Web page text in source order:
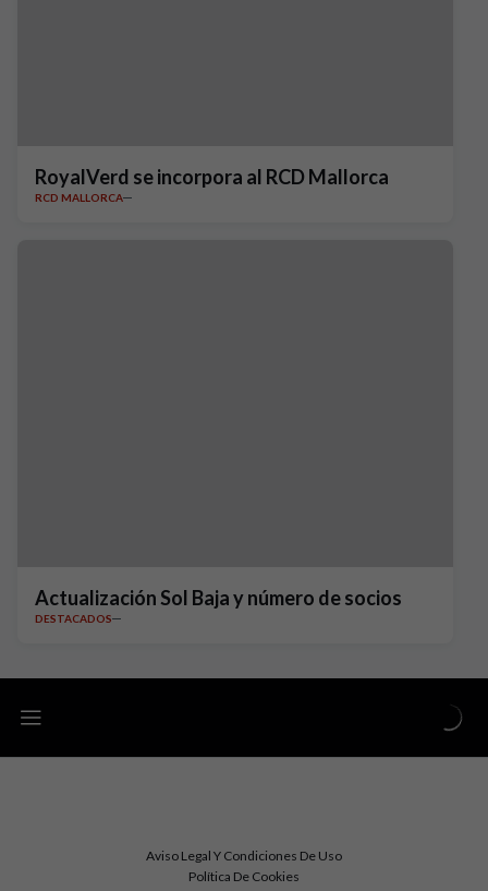
RoyalVerd se incorpora al RCD Mallorca
RCD MALLORCA
Actualización Sol Baja y número de socios
DESTACADOS
Aviso Legal Y Condiciones De Uso
Política De Cookies